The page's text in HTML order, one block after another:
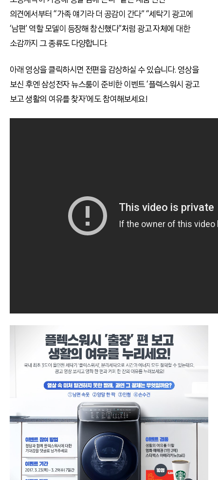
의견에서부터 “가족 얘기라 더 공감이 간다” “세탁기 광고에
‘남편’ 역할 모델이 등장해 참신했다”처럼 광고 자체에 대한
소감까지 그 종류도 다양합니다.
아래 영상을 클릭하시면 전편을 감상하실 수 있습니다. 영상을
보신 후엔 삼성전자 뉴스룸이 준비한 이벤트 ‘플렉스워시 광고
보고 생활의 여유를 찾자’에도 참여해보세요!